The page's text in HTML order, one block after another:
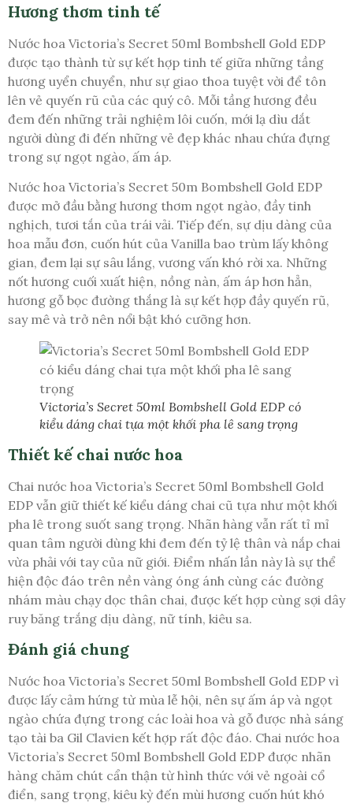
Hương thơm tinh tế
Nước hoa Victoria’s Secret 50ml Bombshell Gold EDP
được tạo thành từ sự kết hợp tinh tế giữa những tầng
hương uyển chuyển, như sự giao thoa tuyệt vời để tôn
lên vẻ quyến rũ của các quý cô. Mỗi tầng hương đều
đem đến những trải nghiệm lôi cuốn, mới lạ dìu dắt
người dùng đi đến những vẻ đẹp khác nhau chứa đựng
trong sự ngọt ngào, ấm áp.
Nước hoa Victoria’s Secret 50m Bombshell Gold EDP
được mở đầu bằng hương thơm ngọt ngào, đầy tinh
nghịch, tươi tắn của trái vải. Tiếp đến, sự dịu dàng của
hoa mẫu đơn, cuốn hút của Vanilla bao trùm lấy không
gian, đem lại sự sâu lắng, vương vấn khó rời xa. Những
nốt hương cuối xuất hiện, nồng nàn, ấm áp hơn hẳn,
hương gỗ bọc đường thắng là sự kết hợp đầy quyến rũ,
say mê và trở nên nổi bật khó cưỡng hơn.
Victoria’s Secret 50ml Bombshell Gold EDP có
kiểu dáng chai tựa một khối pha lê sang trọng
Thiết kế chai nước hoa
Chai nước hoa Victoria’s Secret 50ml Bombshell Gold
EDP vẫn giữ thiết kế kiểu dáng chai cũ tựa như một khối
pha lê trong suốt sang trọng. Nhãn hàng vẫn rất tỉ mỉ
quan tâm người dùng khi đem đến tỷ lệ thân và nắp chai
vừa phải với tay của nữ giới. Điểm nhấn lần này là sự thể
hiện độc đáo trên nền vàng óng ánh cùng các đường
nhám màu chạy dọc thân chai, được kết hợp cùng sợi dây
ruy băng trắng dịu dàng, nữ tính, kiêu sa.
Đánh giá chung
Nước hoa Victoria’s Secret 50ml Bombshell Gold EDP vì
được lấy cảm hứng từ mùa lễ hội, nên sự ấm áp và ngọt
ngào chứa đựng trong các loài hoa và gỗ được nhà sáng
tạo tài ba Gil Clavien kết hợp rất độc đáo. Chai nước hoa
Victoria’s Secret 50ml Bombshell Gold EDP được nhãn
hàng chăm chút cẩn thận từ hình thức với vẻ ngoài cổ
điển, sang trọng, kiêu kỳ đến mùi hương cuốn hút khó